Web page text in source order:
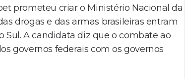
prometeu criar o Ministério Nacional da
drogas e das armas brasileiras entram
Sul. A candidata diz que o combate ao
governos federais com os governos